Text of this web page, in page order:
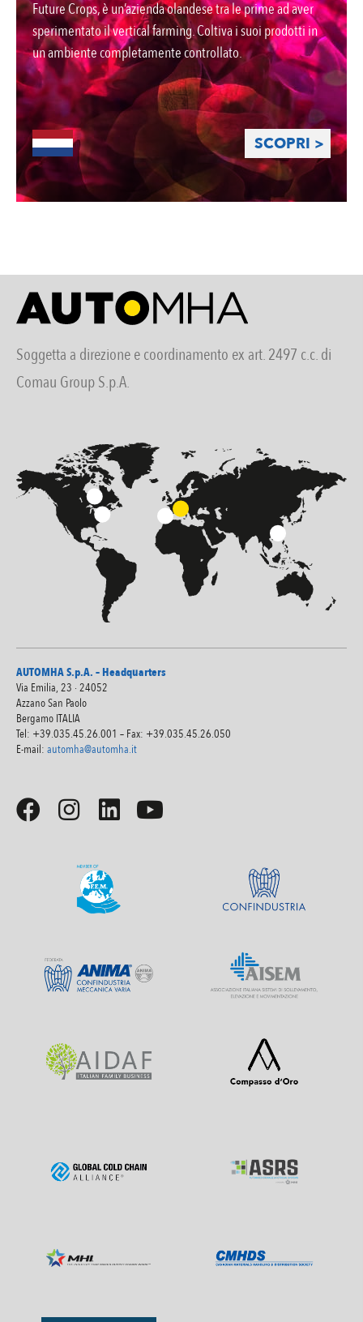
Future Crops, è un’azienda olandese tra le prime ad aver
sperimentato il vertical farming. Coltiva i suoi prodotti in
un ambiente completamente controllato.
SCOPRI >
Soggetta a direzione e coordinamento ex art. 2497 c.c. di
Comau Group S.p.A.
AUTOMHA S.p.A. – Headquarters
Via Emilia, 23 · 24052
Azzano San Paolo
Bergamo ITALIA
Tel: +39.035.45.26.001 – Fax: +39.035.45.26.050
E-mail: automha@automha.it